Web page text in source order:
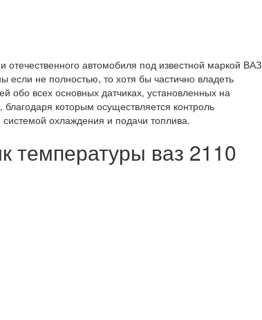
отечественного автомобиля под известной маркой ВАЗ
если не полностью, то хотя бы частично владеть
обо всех основных датчиках, установленных на
благодаря которым осуществляется контроль
системой охлаждения и подачи топлива.
температуры ваз 2110